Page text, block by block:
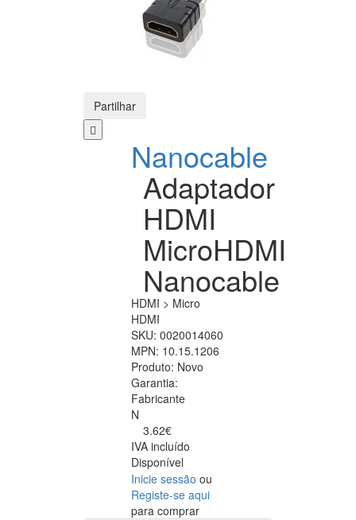
Partilhar
Nanocable
Adaptador
HDMI
MicroHDMI
Nanocable
HDMI > Micro
HDMI
SKU: 0020014060
MPN: 10.15.1206
Produto: Novo
Garantia:
Fabricante
N
3.62€
IVA incluído
Disponível
Inicie sessão ou
Registe-se aqui
para comprar